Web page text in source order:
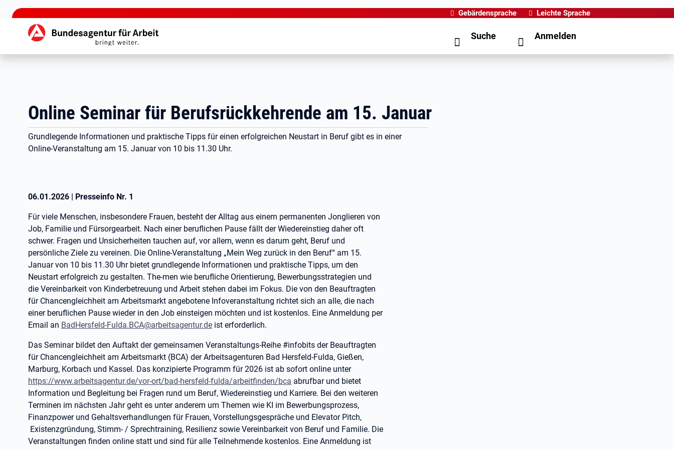
zu den Hauptinhalten springen
Gebärdensprache Leichte Sprache
Hauptnavigation Suche Anmelden
Online Seminar für Berufsrückkehrende am 15. Januar
Grundlegende Informationen und praktische Tipps für einen erfolgreichen Neustart in Beruf gibt es in einer
Online-Veranstaltung am 15. Januar von 10 bis 11.30 Uhr.
06.01.2026 | Presseinfo Nr. 1
Für viele Menschen, insbesondere Frauen, besteht der Alltag aus einem permanenten Jonglieren von
Job, Familie und Fürsorgearbeit. Nach einer beruflichen Pause fällt der Wiedereinstieg daher oft
schwer. Fragen und Unsicherheiten tauchen auf, vor allem, wenn es darum geht, Beruf und
persönliche Ziele zu vereinen. Die Online-Veranstaltung „Mein Weg zurück in den Beruf“ am 15.
Januar von 10 bis 11.30 Uhr bietet grundlegende Informationen und praktische Tipps, um den
Neustart erfolgreich zu gestalten. The-men wie berufliche Orientierung, Bewerbungsstrategien und
die Vereinbarkeit von Kinderbetreuung und Arbeit stehen dabei im Fokus. Die von den Beauftragten
für Chancengleichheit am Arbeitsmarkt angebotene Infoveranstaltung richtet sich an alle, die nach
einer beruflichen Pause wieder in den Job einsteigen möchten und ist kostenlos. Eine Anmeldung per
Email an BadHersfeld-Fulda.BCA@arbeitsagentur.de ist erforderlich.
Das Seminar bildet den Auftakt der gemeinsamen Veranstaltungs-Reihe #infobits der Beauftragten
für Chancengleichheit am Arbeitsmarkt (BCA) der Arbeitsagenturen Bad Hersfeld-Fulda, Gießen,
Marburg, Korbach und Kassel. Das konzipierte Programm für 2026 ist ab sofort online unter
https://www.arbeitsagentur.de/vor-ort/bad-hersfeld-fulda/arbeitfinden/bca abrufbar und bietet
Information und Begleitung bei Fragen rund um Beruf, Wiedereinstieg und Karriere. Bei den weiteren
Terminen im nächsten Jahr geht es unter anderem um Themen wie KI im Bewerbungsprozess,
Finanzpower und Gehaltsverhandlungen für Frauen, Vorstellungsgespräche und Elevator Pitch,
Existenzgründung, Stimm- / Sprechtraining, Resilienz sowie Vereinbarkeit von Beruf und Familie. Die
Veranstaltungen finden online statt und sind für alle Teilnehmende kostenlos. Eine Anmeldung ist